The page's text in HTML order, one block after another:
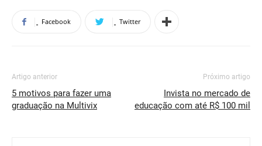
Facebook Twitter
Artigo anterior
5 motivos para fazer uma
graduação na Multivix
Próximo artigo
Invista no mercado de
educação com até R$ 100 mil